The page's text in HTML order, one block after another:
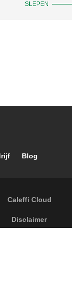
SLEPEN
Blog
Caleffi Cloud
Disclaimer